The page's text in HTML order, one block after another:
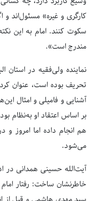
کارگرى و غیره» مسئول‌اند و
سکوت کنند. امام به این
مندرج است».
نماینده ولی‌فقیه در استان
تحریف بوده است، عنوان
آشنایی و فامیلی و امثال
بر اساس اعتقاد او
هم انجام داده اما امروز
می‌شود.
آیت‌الله حسینی همدانی در
خاطرنشان ساخت: رفتار